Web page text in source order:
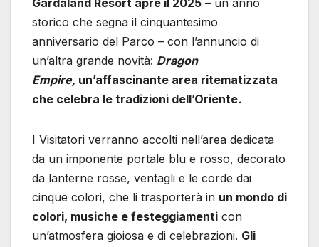
Gardaland Resort apre il 2025 – un anno
storico che segna il cinquantesimo
anniversario del Parco – con l’annuncio di
un’altra grande novità: Dragon
Empire, un’affascinante area ritematizzata
che celebra le tradizioni dell’Oriente.
I Visitatori verranno accolti nell’area dedicata
da un imponente portale blu e rosso, decorato
da lanterne rosse, ventagli e le corde dai
cinque colori, che li trasporterà in un mondo di
colori, musiche e festeggiamenti con
un’atmosfera gioiosa e di celebrazioni. Gli